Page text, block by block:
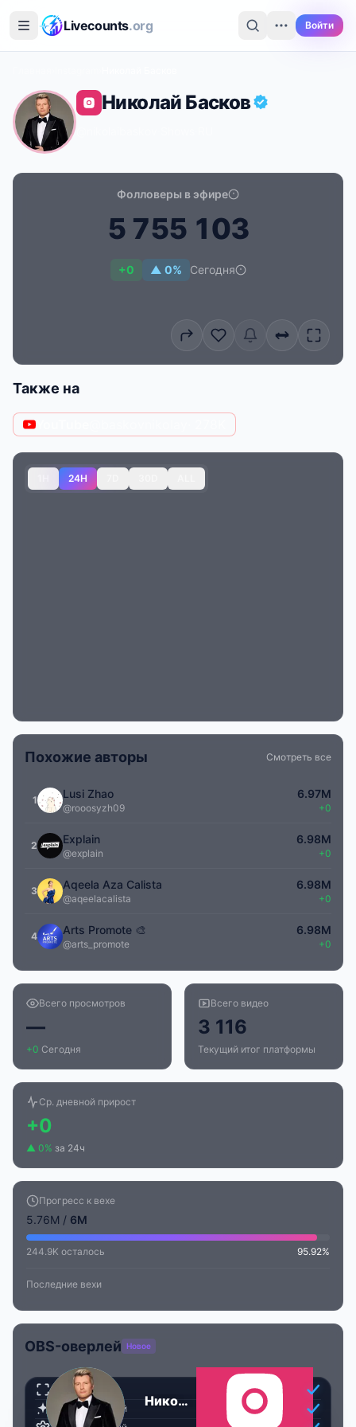
Livecounts.org Войти
Николай Басков
Фолловеры в эфире
5 755 103
+0 ▲ 0% Сегодня
Также на
24H
Похожие авторы Смотреть все
1 Lusi Zhao
@rooosyzh09
6.97M
+0
2 Explain
@explain
6.98M
+0
3 Aqeela Aza Calista
@aqeelacalista
6.98M
+0
4 Arts Promote 🎨
@arts_promote
6.98M
+0
Всего просмотров
—
+0 Сегодня
Всего видео
3 116
Текущий итог платформы
Ср. дневной прирост
+0
▲ 0% за 24ч
Прогресс к вехе
5.76M / 6M
244.9K осталось 95.92%
Последние вехи
OBS-оверлей Новое
Николай Басков
Прозрачный
Анимированный